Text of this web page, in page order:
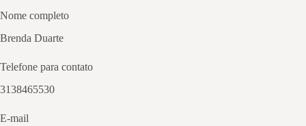
Nome completo
Brenda Duarte
Telefone para contato
3138465530
E-mail